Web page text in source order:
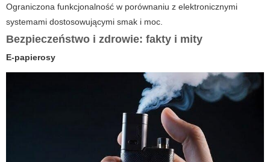
Ograniczona funkcjonalność w porównaniu z elektronicznymi
systemami dostosowującymi smak i moc.
Bezpieczeństwo i zdrowie: fakty i mity
E-papierosy